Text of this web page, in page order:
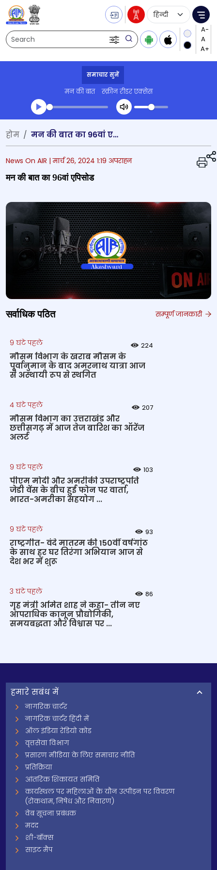
Search
Language
समाचार सुनें
मन की बात स्क्रीन रीडर एक्सेस
Transcript summary
प्ले ऑडियो
होम मन की बात का 96वां एपिसोड
News On AIR |मार्च 26, 2024 1:19 अपराह्न
मन की बात का 96वां एपिसोड
सर्वाधिक पठित सम्पूर्ण जानकारी
9 घंटे पहले 224
मौसम विभाग के खराब मौसम के
पूर्वानुमान के बाद अमरनाथ यात्रा आज
से अस्थायी रूप से स्थगित
4 घंटे पहले 207
मौसम विभाग का उत्तराखंड और
छत्तीसगढ़ में आज तेज बारिश का ऑरेंज
अलर्ट
9 घंटे पहले 103
पीएम मोदी और अमरीकी उपराष्ट्रपति
जेडी वेंस के बीच हुई फोन पर वार्ता,
भारत-अमरीका सहयोग ...
9 घंटे पहले 93
राष्ट्रगीत- वंदे मातरम की 150वीं वर्षगांठ
के साथ हर घर तिरंगा अभियान आज से
देश भर में शुरू
3 घंटे पहले 86
गृह मंत्री अमित शाह ने कहा- तीन नए
आपराधिक कानून प्रौद्योगिकी,
समयबद्धता और विश्वास पर ...
हमारे सबंध में
नागरिक चार्टर
नागरिक चार्टर हिंदी में
ऑल इंडिया रेडियो कोड
वृत्तसेवा विभाग
प्रसारण मीडिया के लिए समाचार नीति
प्रतिक्रिया
आंतरिक शिकायत समिति
कार्यस्थल पर महिलाओं के यौन उत्पीड़न पर विवरण
(रोकथाम, निषेध और निवारण)
वेब सूचना प्रबंधक
मदद
शी-बॉक्स
साइट मैप